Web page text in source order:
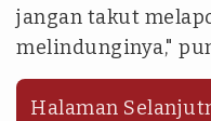
jangan takut
melindunginya,"
Halaman